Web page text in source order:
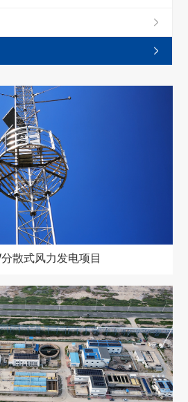
散式风力发电项目
散式风力发电项目